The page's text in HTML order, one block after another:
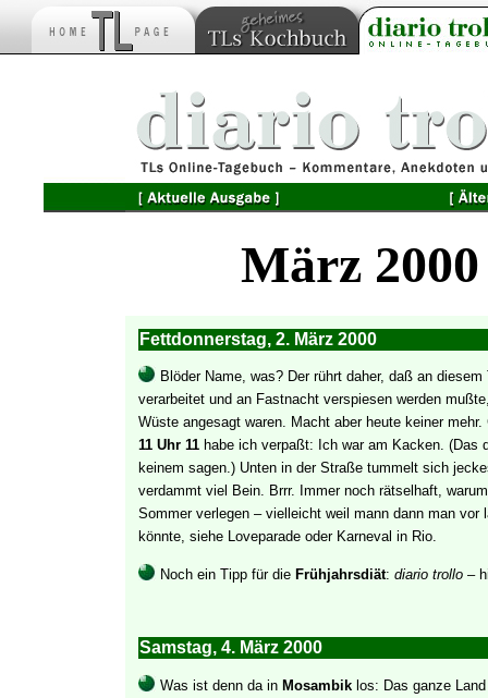
März 2000
Fettdonnerstag, 2. März 2000
Blöder Name, was? Der rührt daher, daß an
verarbeitet und an Fastnacht verspiesen werden
Wüste angesagt waren. Macht aber heute keiner
11 Uhr 11habe ich verpaßt: Ich war am Kacken. (Das
keinem sagen.) Unten in der Straße tummelt sich
verdammt viel Bein. Brrr. Immer noch rätselhaft,
Sommer verlegen – vielleicht weil mann dann man vor
könnte, siehe Loveparade oder Karneval in Rio.
Noch ein Tipp für die Frühjahrsdiät: diario trollo–
Samstag, 4. März 2000
Was ist denn da in Mosambiklos: Das ganze